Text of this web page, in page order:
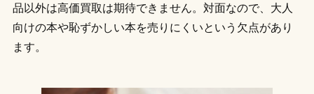
品以外は高価買取は期待できません。対面なので、大人
向けの本や恥ずかしい本を売りにくいという欠点があり
ます。